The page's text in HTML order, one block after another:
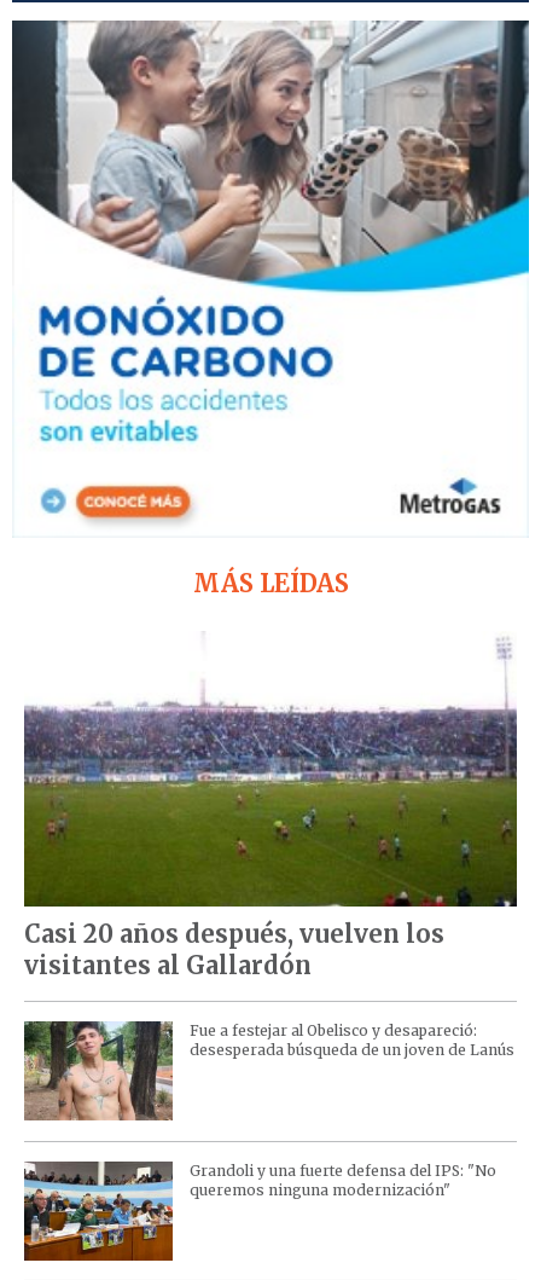
MÁS LEÍDAS
Casi 20 años después, vuelven los
visitantes al Gallardón
Fue a festejar al Obelisco y desapareció:
desesperada búsqueda de un joven de Lanús
Grandoli y una fuerte defensa del IPS: "No
queremos ninguna modernización"